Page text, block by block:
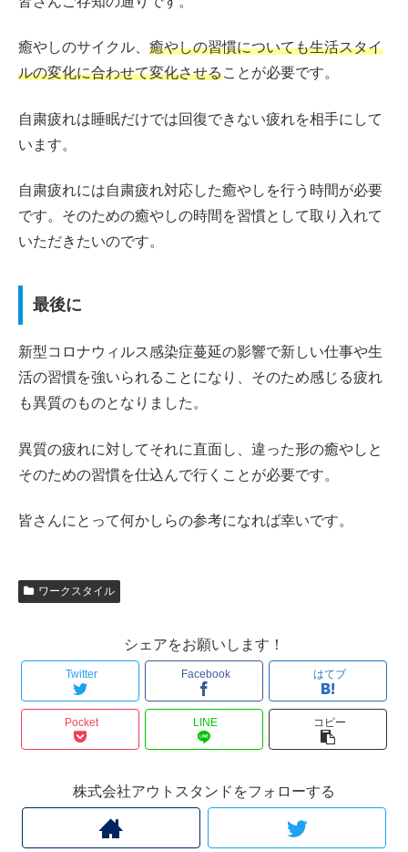
癒やしのサイクル、 癒やしの習慣についても生活スタイ
ルの変化に合わせて変化させることが必要です。
自粛疲れは睡眠だけでは回復できない疲れを相手にして
います。
自粛疲れには自粛疲れ対応した癒やしを行う時間が必要
です。そのための癒やしの時間を習慣として取り入れて
いただきたいのです。
最後に
新型コロナウィルス感染症蔓延の影響で新しい仕事や生
活の習慣を強いられることになり、そのため感じる疲れ
も異質のものとなりました。
異質の疲れに対してそれに直面し、違った形の癒やしと
そのための習慣を仕込んで行くことが必要です。
皆さんにとって何かしらの参考になれば幸いです。
ワークスタイル
シェアをお願いします！
Twitter Facebook はてブ
Pocket LINE コピー
株式会社アウトスタンドをフォローする